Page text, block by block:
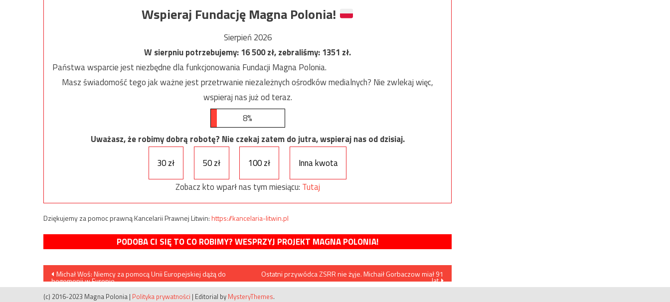
Wspieraj Fundację Magna Polonia!
Sierpień 2026
W sierpniu potrzebujemy:16 500zł, zebraliśmy:1351 zł.
Państwa wsparcie jest niezbędne dla funkcjonowania Fundacji Magna Polonia.
Masz świadomość tego jak ważne jest przetrwanie niezależnych ośrodków medialnych? Nie zwlekaj więc,
wspieraj nas już od teraz.
8%
Uważasz, że robimy dobrą robotę? Nie czekaj zatem do jutra, wspieraj nas od dzisiaj.
30 zł
50 zł 100 zł
Inna kwota
Zobacz kto wparł nas tym miesiącu: Tutaj
Dziękujemy za pomoc prawną Kancelarii Prawnej Litwin:https://kancelaria-litwin.pl
PODOBA CI SIĘ TO CO ROBIMY? WESPRZYJ PROJEKT MAGNA POLONIA!
Nawigacja
wpisu
Michał Woś: Niemcy za pomocą Unii Europejskiej dążą do
hegemonii w Europie
Ostatni przywódca ZSRR nie żyje. Michaił Gorbaczow miał 91
lat
(c) 2016-2023 Magna Polonia | Polityka prywatności | Editorial by MysteryThemes.